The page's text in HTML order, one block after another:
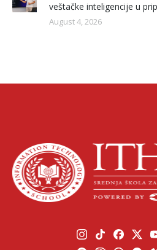
veštačke inteligencije u
August 4, 2026